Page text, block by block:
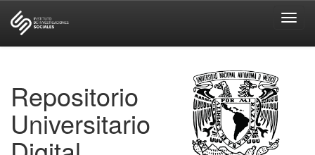
Repositorio
Universitario